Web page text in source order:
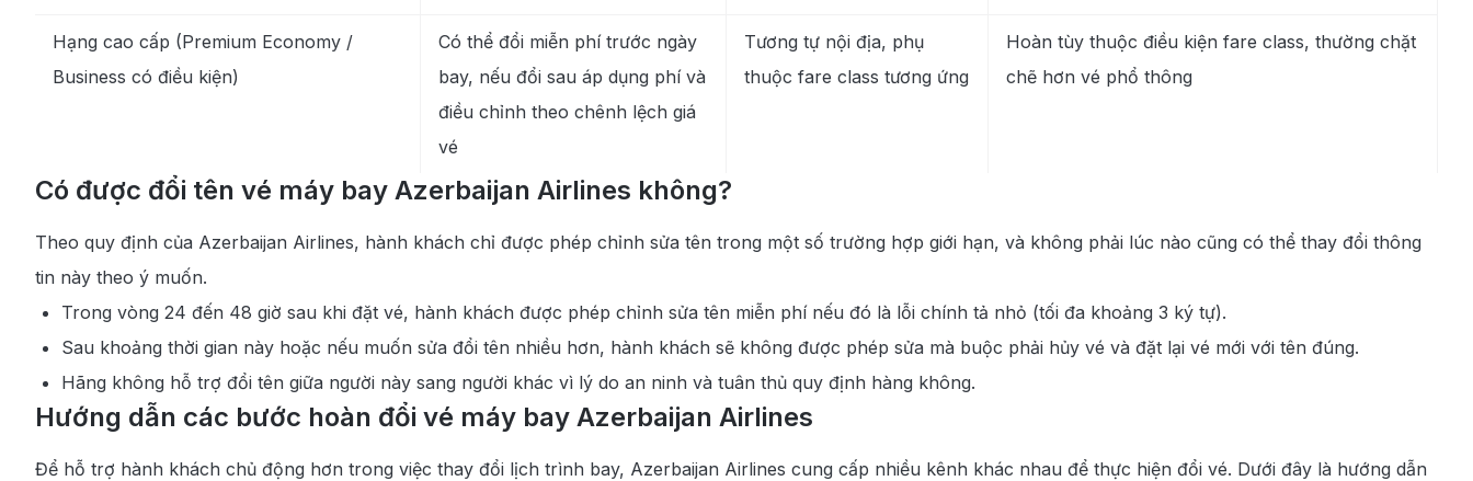
Hạng cao cấp (Premium Economy /
Business có điều kiện)
Có thể đổi miễn phí trước ngày
bay, nếu đổi sau áp dụng phí và
điều chỉnh theo chênh lệch giá
vé
Tương tự nội địa, phụ
thuộc fare class tương ứng
Hoàn tùy thuộc điều kiện fare class, thường chặt
chẽ hơn vé phổ thông
Có được đổi tên vé máy bay Azerbaijan Airlines không?
Theo quy định của Azerbaijan Airlines, hành khách chỉ được phép chỉnh sửa tên trong một số trường hợp giới hạn, và không phải lúc nào cũng có thể thay đổi thông
tin này theo ý muốn.
Trong vòng 24 đến 48 giờ sau khi đặt vé, hành khách được phép chỉnh sửa tên miễn phí nếu đó là lỗi chính tả nhỏ (tối đa khoảng 3 ký tự).
Sau khoảng thời gian này hoặc nếu muốn sửa đổi tên nhiều hơn, hành khách sẽ không được phép sửa mà buộc phải hủy vé và đặt lại vé mới với tên đúng.
Hãng không hỗ trợ đổi tên giữa người này sang người khác vì lý do an ninh và tuân thủ quy định hàng không.
Hướng dẫn các bước hoàn đổi vé máy bay Azerbaijan Airlines
Để hỗ trợ hành khách chủ động hơn trong việc thay đổi lịch trình bay, Azerbaijan Airlines cung cấp nhiều kênh khác nhau để thực hiện đổi vé. Dưới đây là hướng dẫn